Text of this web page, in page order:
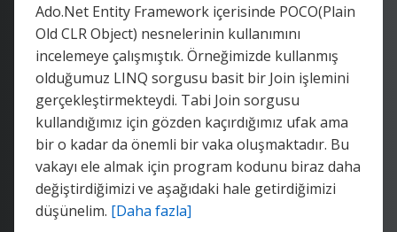
Ado.Net Entity Framework içerisinde POCO(Plain
Old CLR Object) nesnelerinin kullanımını
incelemeye çalışmıştık. Örneğimizde kullanmış
olduğumuz LINQ sorgusu basit bir Join işlemini
gerçekleştirmekteydi. Tabi Join sorgusu
kullandığımız için gözden kaçırdığımız ufak ama
bir o kadar da önemli bir vaka oluşmaktadır. Bu
vakayı ele almak için program kodunu biraz daha
değiştirdiğimizi ve aşağıdaki hale getirdiğimizi
düşünelim. [Daha fazla]